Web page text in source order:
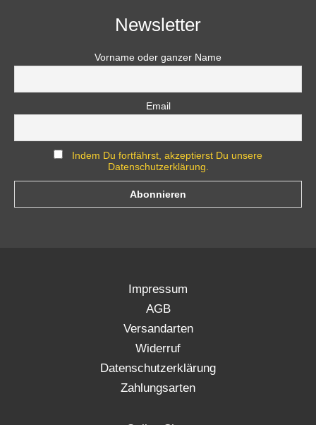
Newsletter
Vorname oder ganzer Name
Email
Indem Du fortfährst, akzeptierst Du unsere
Datenschutzerklärung.
Impressum
AGB
Versandarten
Widerruf
Datenschutzerklärung
Zahlungsarten